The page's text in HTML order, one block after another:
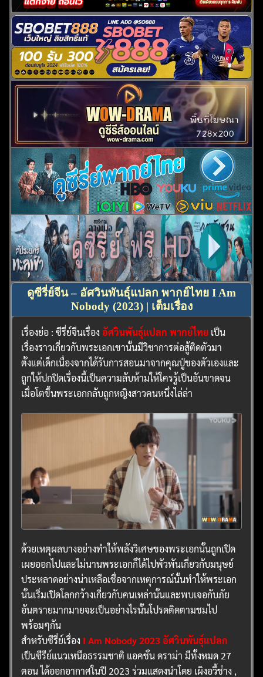
ดูซีรี่ย์จีน – อัศวินพันธุ์แปลก พากย์ไทย I Am
Nobody (2023) | เต็มเรื่อง
เรื่องย่อ : ซีรี่ย์จีนเรื่องอัศวินพันธุ์แปลก พากย์ไทย เป็น
เรื่องราวเกี่ยวกับพระเอกเขานั้นมีวิชาการต่อสู้ติดตัวมา
ตั้งแต่เด็กเนื่องจากได้รับการสอนมาจากคุณปู่ของตัวเองและ
ถูกให้ปกปิดเรื่องนี้เป็นความลับห้ามให้ใครรู้เป็นอันขาดจน
เมื่อโตขึ้นพระเอกกลับถูกหญิงสาวคนหนึ่งไล่ล่า
ด้วยเหตุผลบางอย่างทำให้พลังวิเศษของพระเอกนั้นถูกเปิด
เผยออกไปและไม่นานพระเอกก็ได้ไปพัวพันเกี่ยวกับมนุษย์
ประหลาดอย่างน่าเหลือเชื่อจากเหตุการณ์นั้นทำให้พระเอก
นั้นเริ่มเปิดโลกกว้างเกี่ยวกับคนเหล่านั้นและพบเจอกับภัย
อันตรายมากมายจะเป็นอย่างไรนั้นโปรดติดตามชมไป
พร้อมๆกัน
สำหรับซีรี่ย์เรื่อง I Am Nobody 2023 อัศวินพันธุ์แปลก
เป็นซีรีย์แนวเหนือธรรมชาติ แอคชั่น ดราม่า มีทั้งหมด 27
ตอน ได้ออกอากาศในปี 2023 ร่วมแสดงนำโดย เผิงอวี้ช่าง ,